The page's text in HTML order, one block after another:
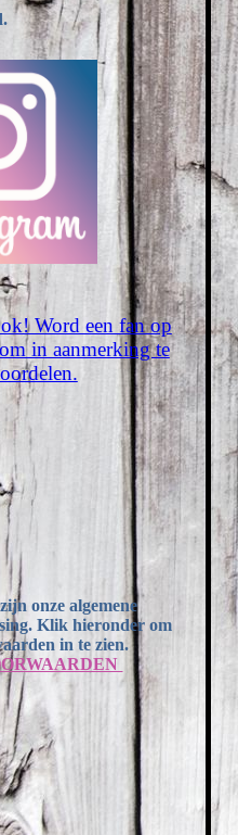
Word een fan op
in aanmerking te
onze algemene
Klik hieronder om
in te zien.